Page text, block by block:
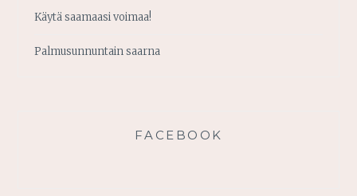
Käytä saamaasi voimaa!
Palmusunnuntain saarna
FACEBOOK